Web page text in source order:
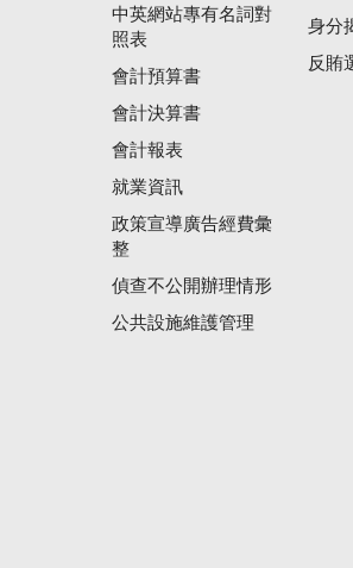
中英網站專有名詞對
照表
會計預算書
會計決算書
會計報表
就業資訊
政策宣導廣告經費彙
整
偵查不公開辦理情形
公共設施維護管理
身分
反賄